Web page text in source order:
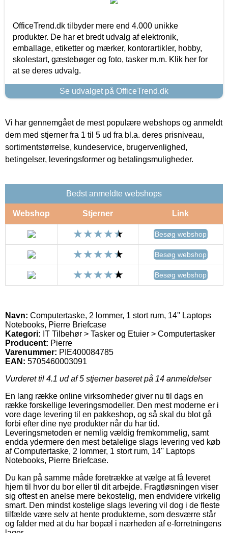
OfficeTrend.dk tilbyder mere end 4.000 unikke
produkter. De har et bredt udvalg af elektronik,
emballage, etiketter og mærker, kontorartikler, hobby,
skolestart, gæstebøger og foto, tasker m.m. Klik her for
at se deres udvalg.
Se udvalget på OfficeTrend.dk
Vi har gennemgået de mest populære webshops og anmeldt
dem med stjerner fra 1 til 5 ud fra bl.a. deres prisniveau,
sortimentstørrelse, kundeservice, brugervenlighed,
betingelser, leveringsformer og betalingsmuligheder.
Bedst anmeldte webshops
Webshop Stjerner Link
Besøg webshop
Besøg webshop
Besøg webshop
Navn: Computertaske, 2 lommer, 1 stort rum, 14'' Laptops
Notebooks, Pierre Briefcase
Kategori: IT Tilbehør > Tasker og Etuier > Computertasker
Producent: Pierre
Varenummer: PIE400084785
EAN: 5705460003091
Vurderet til 4.1 ud af 5 stjerner baseret på 14 anmeldelser
En lang række online virksomheder giver nu til dags en
række forskellige leveringsmodeller. Den mest moderne er i
vore dage levering til en pakkeshop, og så skal du blot gå
forbi efter dine nye produkter når du har tid.
Leveringsmetoden er nemlig vældig fremkommelig, samt
endda ydermere den mest betalelige slags levering ved køb
af Computertaske, 2 lommer, 1 stort rum, 14'' Laptops
Notebooks, Pierre Briefcase.
Du kan på samme måde foretrække at vælge at få leveret
hjem til hvor du bor eller til dit arbejde. Fragtløsningen viser
sig oftest en anelse mere bekostelig, men endvidere virkelig
smart. Den mindst kostelige slags levering vil dog i de fleste
tilfælde være selv at hente produkterne, som desværre står
og falder med at du har bopæl i nærheden af e-forretningens